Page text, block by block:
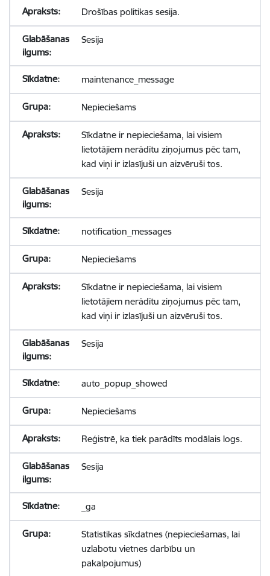
Drošības politikas sesija.
Sesija
maintenance_message
Nepieciešams
Sīkdatne ir nepieciešama, lai visiem
lietotājiem nerādītu ziņojumus pēc tam,
kad viņi ir izlasījuši un aizvēruši tos.
Sesija
notification_messages
Nepieciešams
Sīkdatne ir nepieciešama, lai visiem
lietotājiem nerādītu ziņojumus pēc tam,
kad viņi ir izlasījuši un aizvēruši tos.
Sesija
auto_popup_showed
Nepieciešams
Reģistrē, ka tiek parādīts modālais logs.
Sesija
_ga
Statistikas sīkdatnes (nepieciešamas, lai
uzlabotu vietnes darbību un
pakalpojumus)